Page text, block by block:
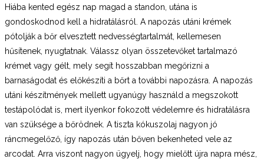
Hiába kented egész nap magad a standon, utána is
gondoskodnod kell a hidratálásról. A napozás utáni krémek
pótolják a bőr elvesztett nedvességtartalmát, kellemesen
hűsítenek, nyugtatnak. Válassz olyan összetevőket tartalmazó
krémet vagy gélt, mely segít hosszabban megőrizni a
barnaságodat és előkészíti a bőrt a további napozásra. A napozás
utáni készítmények mellett ugyanúgy használd a megszokott
testápolódat is, mert ilyenkor fokozott védelemre és hidratálásra
van szüksége a bőrödnek. A tiszta kókuszolaj nagyon jó
ráncmegelőző, így napozás után bőven bekenheted vele az
arcodat. Arra viszont nagyon ügyelj, hogy mielőtt újra napra mész,